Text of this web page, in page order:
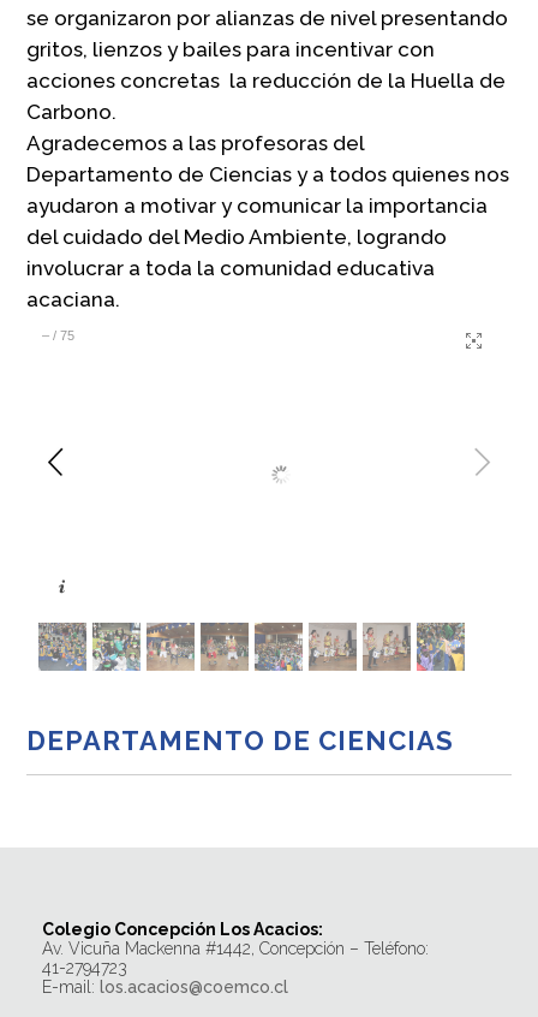
se organizaron por alianzas de nivel presentando
gritos, lienzos y bailes para incentivar con
acciones concretas la reducción de la Huella de
Carbono.
Agradecemos a las profesoras del
Departamento de Ciencias y a todos quienes nos
ayudaron a motivar y comunicar la importancia
del cuidado del Medio Ambiente, logrando
involucrar a toda la comunidad educativa
acaciana.
– /75
DEPARTAMENTO DE CIENCIAS
Colegio Concepción Los Acacios:
Av. Vicuña Mackenna #1442, Concepción – Teléfono:
41-2794723
E-mail: los.acacios@coemco.cl